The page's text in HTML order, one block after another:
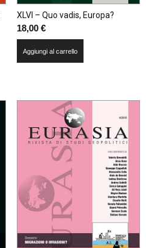
XLVI – Quo vadis, Europa?
18,00 €
Aggiungi al carrello